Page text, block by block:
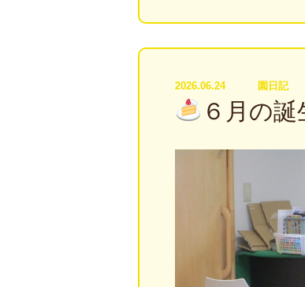
2026.06.24 園日記
６月の誕